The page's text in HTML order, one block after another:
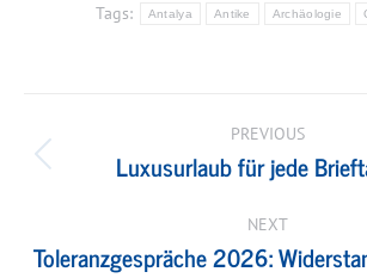
Tags:
Antalya Antike Archäologie
navigation PREVIOUS
Previous
Luxusurlaub für jede
NEXT
Next
Toleranzgespräche 2026: